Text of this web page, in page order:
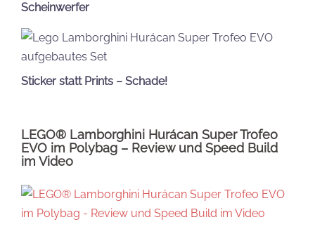
Scheinwerfer
Sticker statt Prints – Schade!
LEGO® Lamborghini Hurácan Super Trofeo
EVO im Polybag – Review und Speed Build
im Video